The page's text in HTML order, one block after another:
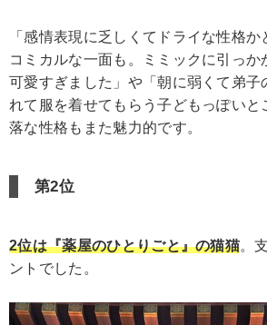
「感情表現に乏しくてドライな性格
コミカルな一面も。ミミックに引っか
可愛すぎました」や「朝に弱くて弟子
れて服を着せてもらう子どもっぽいと
落な性格もまた魅力的です。
第2位
2位は『薬屋のひとりごと』の猫猫。
ントでした。